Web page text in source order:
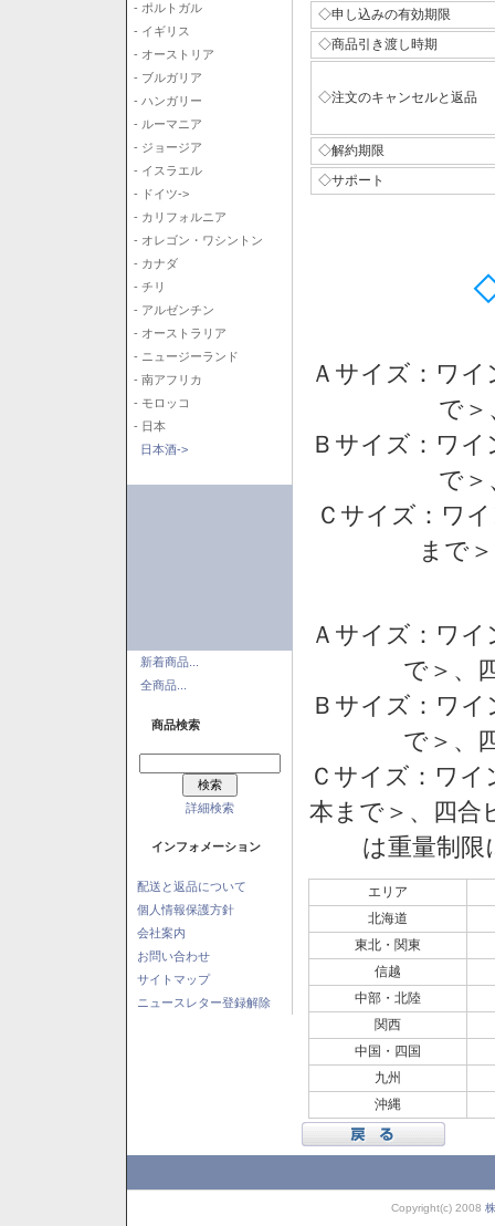
- ポルトガル
- イギリス
- オーストリア
- ブルガリア
- ハンガリー
- ルーマニア
- ジョージア
- イスラエル
- ドイツ->
- カリフォルニア
- オレゴン・ワシントン
- カナダ
- チリ
- アルゼンチン
- オーストラリア
- ニュージーランド
- 南アフリカ
- モロッコ
- 日本
日本酒->
新着商品...
全商品...
商品検索
詳細検索
インフォメーション
配送と返品について
個人情報保護方針
会社案内
お問い合わせ
サイトマップ
ニュースレター登録解除
◇申し込みの有効期限
◇商品引き渡し時期
◇注文のキャンセルと返品
◇解約期限
◇サポート
Ａサイズ：ワ
で
Ｂサイズ：ワ
で
Ｃサイズ：ワ
まで
Ａサイズ：ワ
で＞、
Ｂサイズ：ワ
で＞、
Ｃサイズ：ワイ
本まで＞、四
は重量制
エリア
北海道
東北・関東
信越
中部・北陸
関西
中国・四国
九州
沖縄
Copyright(c) 2008